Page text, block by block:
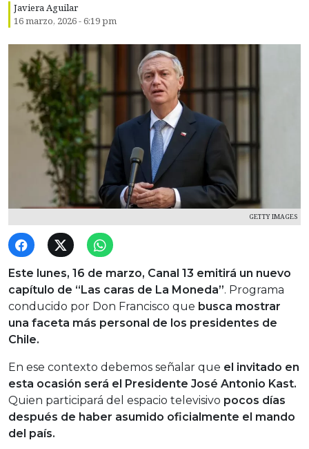
Javiera Aguilar
16 marzo, 2026 - 6:19 pm
GETTY IMAGES
Este lunes, 16 de marzo, Canal 13 emitirá un nuevo
capítulo de “Las caras de La Moneda”. Programa
conducido por Don Francisco que busca mostrar
una faceta más personal de los presidentes de
Chile.
En ese contexto debemos señalar que el invitado en
esta ocasión será el Presidente José Antonio Kast.
Quien participará del espacio televisivo pocos días
después de haber asumido oficialmente el mando
del país.